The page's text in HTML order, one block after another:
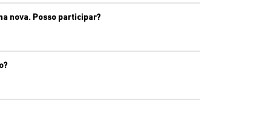
nova. Posso participar?